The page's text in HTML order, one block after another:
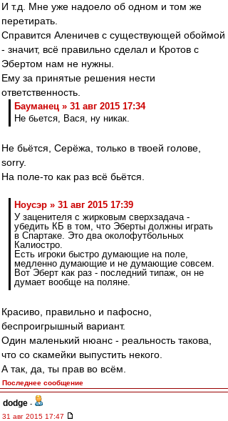
И т.д. Мне уже надоело об одном и том же
перетирать.
Справится Аленичев с существующей обоймой
- значит, всё правильно сделал и Кротов с
Эбертом нам не нужны.
Ему за принятые решения нести
ответственность.
Бауманец » 31 авг 2015 17:34
Не бьется, Вася, ну никак.
Не бьётся, Серёжа, только в твоей голове,
sorry.
На поле-то как раз всё бьётся.
Ноусэр » 31 авг 2015 17:39
У заценителя с жирковым сверхзадача -
убедить КБ в том, что Эберты должны играть
в Спартаке. Это два околофутбольных
Калиостро.
Есть игроки быстро думающие на поле,
медленно думающие и не думающие совсем.
Вот Эберт как раз - последний типаж, он не
думает вообще на поляне.
Красиво, правильно и пафосно,
беспроигрышный вариант.
Один маленький нюанс - реальность такова,
что со скамейки выпустить некого.
А так, да, ты прав во всём.
Последнее сообщение
dodge -
31 авг 2015 17:47